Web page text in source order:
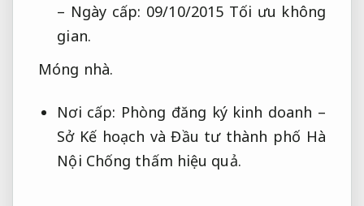
– Ngày cấp: 09/10/2015 Tối ưu không
gian.
Móng nhà.
Nơi cấp: Phòng đăng ký kinh doanh –
Sở Kế hoạch và Đầu tư thành phố Hà
Nội Chống thấm hiệu quả.